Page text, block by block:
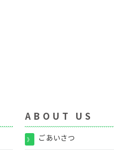
A B O U T U S
》 ごあいさつ